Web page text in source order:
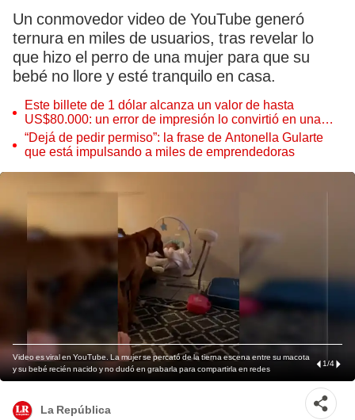
Un conmovedor video de YouTube generó
ternura en miles de usuarios, tras revelar lo
que hizo el perro de una mujer para que su
bebé no llore y esté tranquilo en casa.
Este billete de 1 dólar alcanza un valor de hasta
US$80.000: un error de impresión lo convirtió en una
pieza única que hoy buscan coleccionistas de todo el
mundo
“Dejá de pedir permiso”: la frase de Antonella Gularte
que está impulsando a miles de emprendedoras
Video es viral en YouTube. La mujer se percató de la tierna escena entre su macota
y su bebé recién nacido y no dudó en grabarla para compartirla en redes
1/4
La República